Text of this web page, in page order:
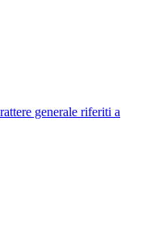
generale riferiti a